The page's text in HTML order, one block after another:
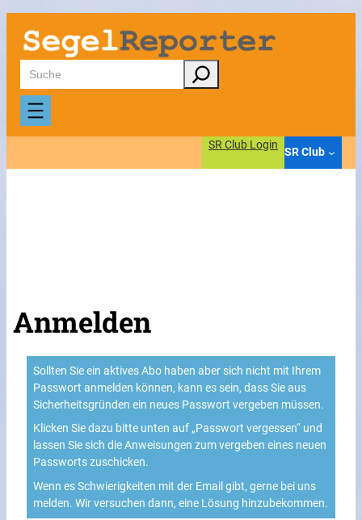
Suchen
SR Club Login
SR Club
Anmelden
Sollten Sie ein aktives Abo haben aber sich nicht mit Ihrem
Passwort anmelden können, kann es sein, dass Sie aus
Sicherheitsgründen ein neues Passwort vergeben müssen.
Klicken Sie dazu bitte unten auf „Passwort vergessen“ und
lassen Sie sich die Anweisungen zum vergeben eines neuen
Passworts zuschicken.
Wenn es Schwierigkeiten mit der Email gibt, gerne bei uns
melden. Wir versuchen dann, eine Lösung hinzubekommen.